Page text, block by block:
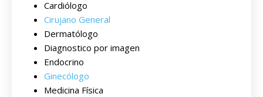
Cardiólogo
Cirujano General
Dermatólogo
Diagnostico por imagen
Endocrino
Ginecólogo
Medicina Física